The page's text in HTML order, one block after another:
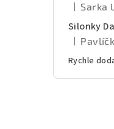
Sarka
Silonky
Rychle